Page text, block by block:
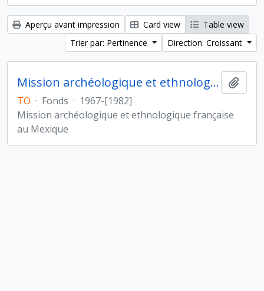
Aperçu avant impression Card view
Table view
Trier par: Pertinence
Direction: Croissant
Mission archéologique et ethnologique française au Mexique
TO · Fonds · 1967-[1982]
Mission archéologique et ethnologique française
au Mexique